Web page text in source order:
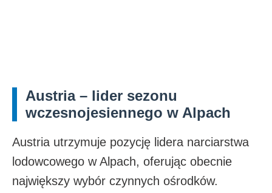
Austria – lider sezonu
wczesnojesiennego w Alpach
Austria utrzymuje pozycję lidera narciarstwa
lodowcowego w Alpach, oferując obecnie
największy wybór czynnych ośrodków.